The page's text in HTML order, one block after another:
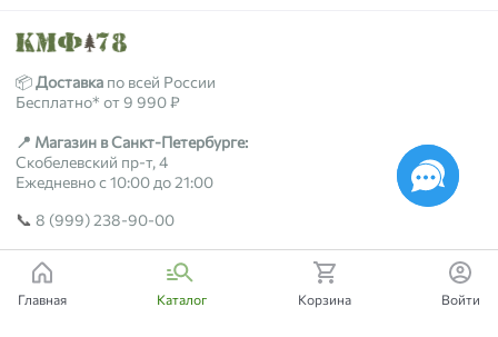
📦Доставка по всей России
Бесплатно* от 9 990 ₽
📍 Магазин в Санкт-Петербурге:
Скобелевский пр-т, 4
Ежедневно с 10:00 до 21:00
📞 8 (999) 238-90-00
2018-2026 © kmf78.ru
Главная Каталог Корзина Войти